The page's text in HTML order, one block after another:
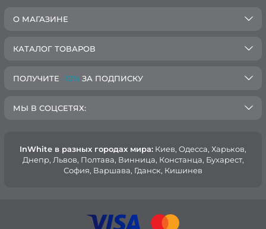
О МАГАЗИНЕ
КАТАЛОГ ТОВАРОВ
ПОЛУЧИТЕ -10% ЗА ПОДПИСКУ
МЫ В СОЦСЕТЯХ:
InWhite в разных городах мира: Киев, Oдесса, Харьков,
Днепр, Львов, Полтава, Винница, Констанца, Бухарест,
София, Варшава, Гданск, Кишинев